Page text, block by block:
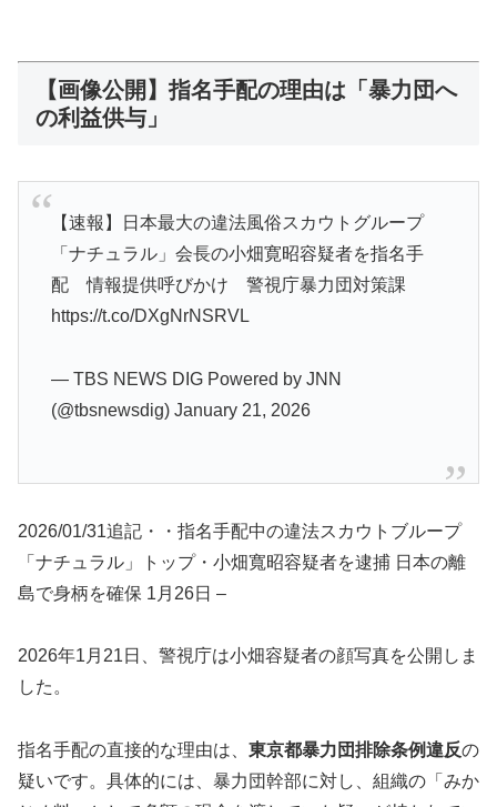
【画像公開】指名手配の理由は「暴力団へ
の利益供与」
【速報】日本最大の違法風俗スカウトグループ
「ナチュラル」会長の小畑寛昭容疑者を指名手
配 情報提供呼びかけ 警視庁暴力団対策課
https://t.co/DXgNrNSRVL
— TBS NEWS DIG Powered by JNN
(@tbsnewsdig) January 21, 2026
2026/01/31追記・・指名手配中の違法スカウトブループ
「ナチュラル」トップ・小畑寬昭容疑者を逮捕 日本の離
島で身柄を確保 1月26日 –
2026年1月21日、警視庁は小畑容疑者の顔写真を公開しま
した。
指名手配の直接的な理由は、 東京都暴力団排除条例違反の
疑いです。具体的には、暴力団幹部に対し、組織の「みか